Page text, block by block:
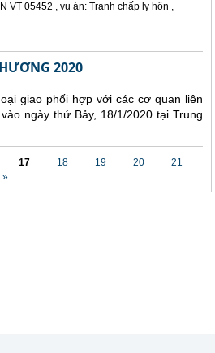
VT 05452 , vụ án: Tranh chấp ly hôn ,
2020
giao phối hợp với các cơ quan liên
ngày thứ Bảy, 18/1/2020 tại Trung
17 18 19 20
21
»